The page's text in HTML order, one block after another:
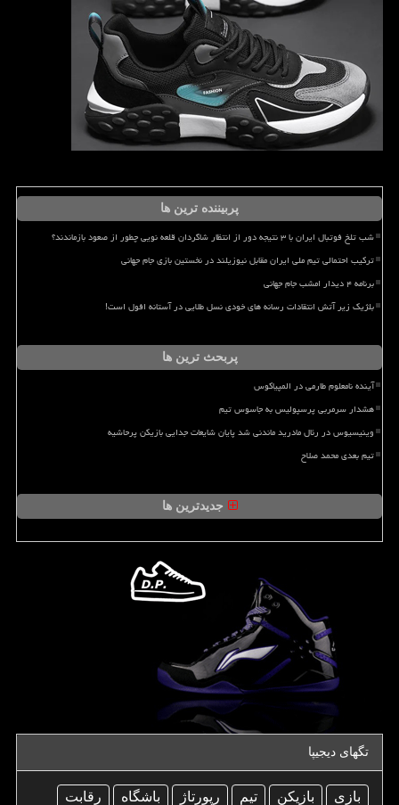
پربیننده ترین ها
شب تلخ فوتبال ایران با ۳ نتیجه دور از انتظار شاگردان قلعه نویی چطور از صعود بازماندند؟
ترکیب احتمالی تیم ملی ایران مقابل نیوزیلند در نخستین بازی جام جهانی
برنامه ۴ دیدار امشب جام جهانی
بلژیک زیر آتش انتقادات رسانه های خودی نسل طلایی در آستانه افول است!
پربحث ترین ها
آینده نامعلوم طارمی در المپیاکوس
هشدار سرمربی پرسپولیس به جاسوس تیم
وینیسیوس در رئال مادرید ماندنی شد پایان شایعات جدایی بازیکن پرحاشیه
تیم بعدی محمد صلاح
جدیدترین ها
تگهای دیجیپا
بازی بازیكن تیم رپورتاژ باشگاه رقابت